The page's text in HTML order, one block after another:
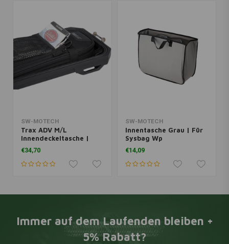
SW-MOTECH
Trax ADV M/L
Innendeckeltasche |
Schwarz
€34,70
SW-MOTECH
Innentasche Grau | Für
Sysbag Wp
€14,09
Immer auf dem Laufenden bleiben +
5% Rabatt?